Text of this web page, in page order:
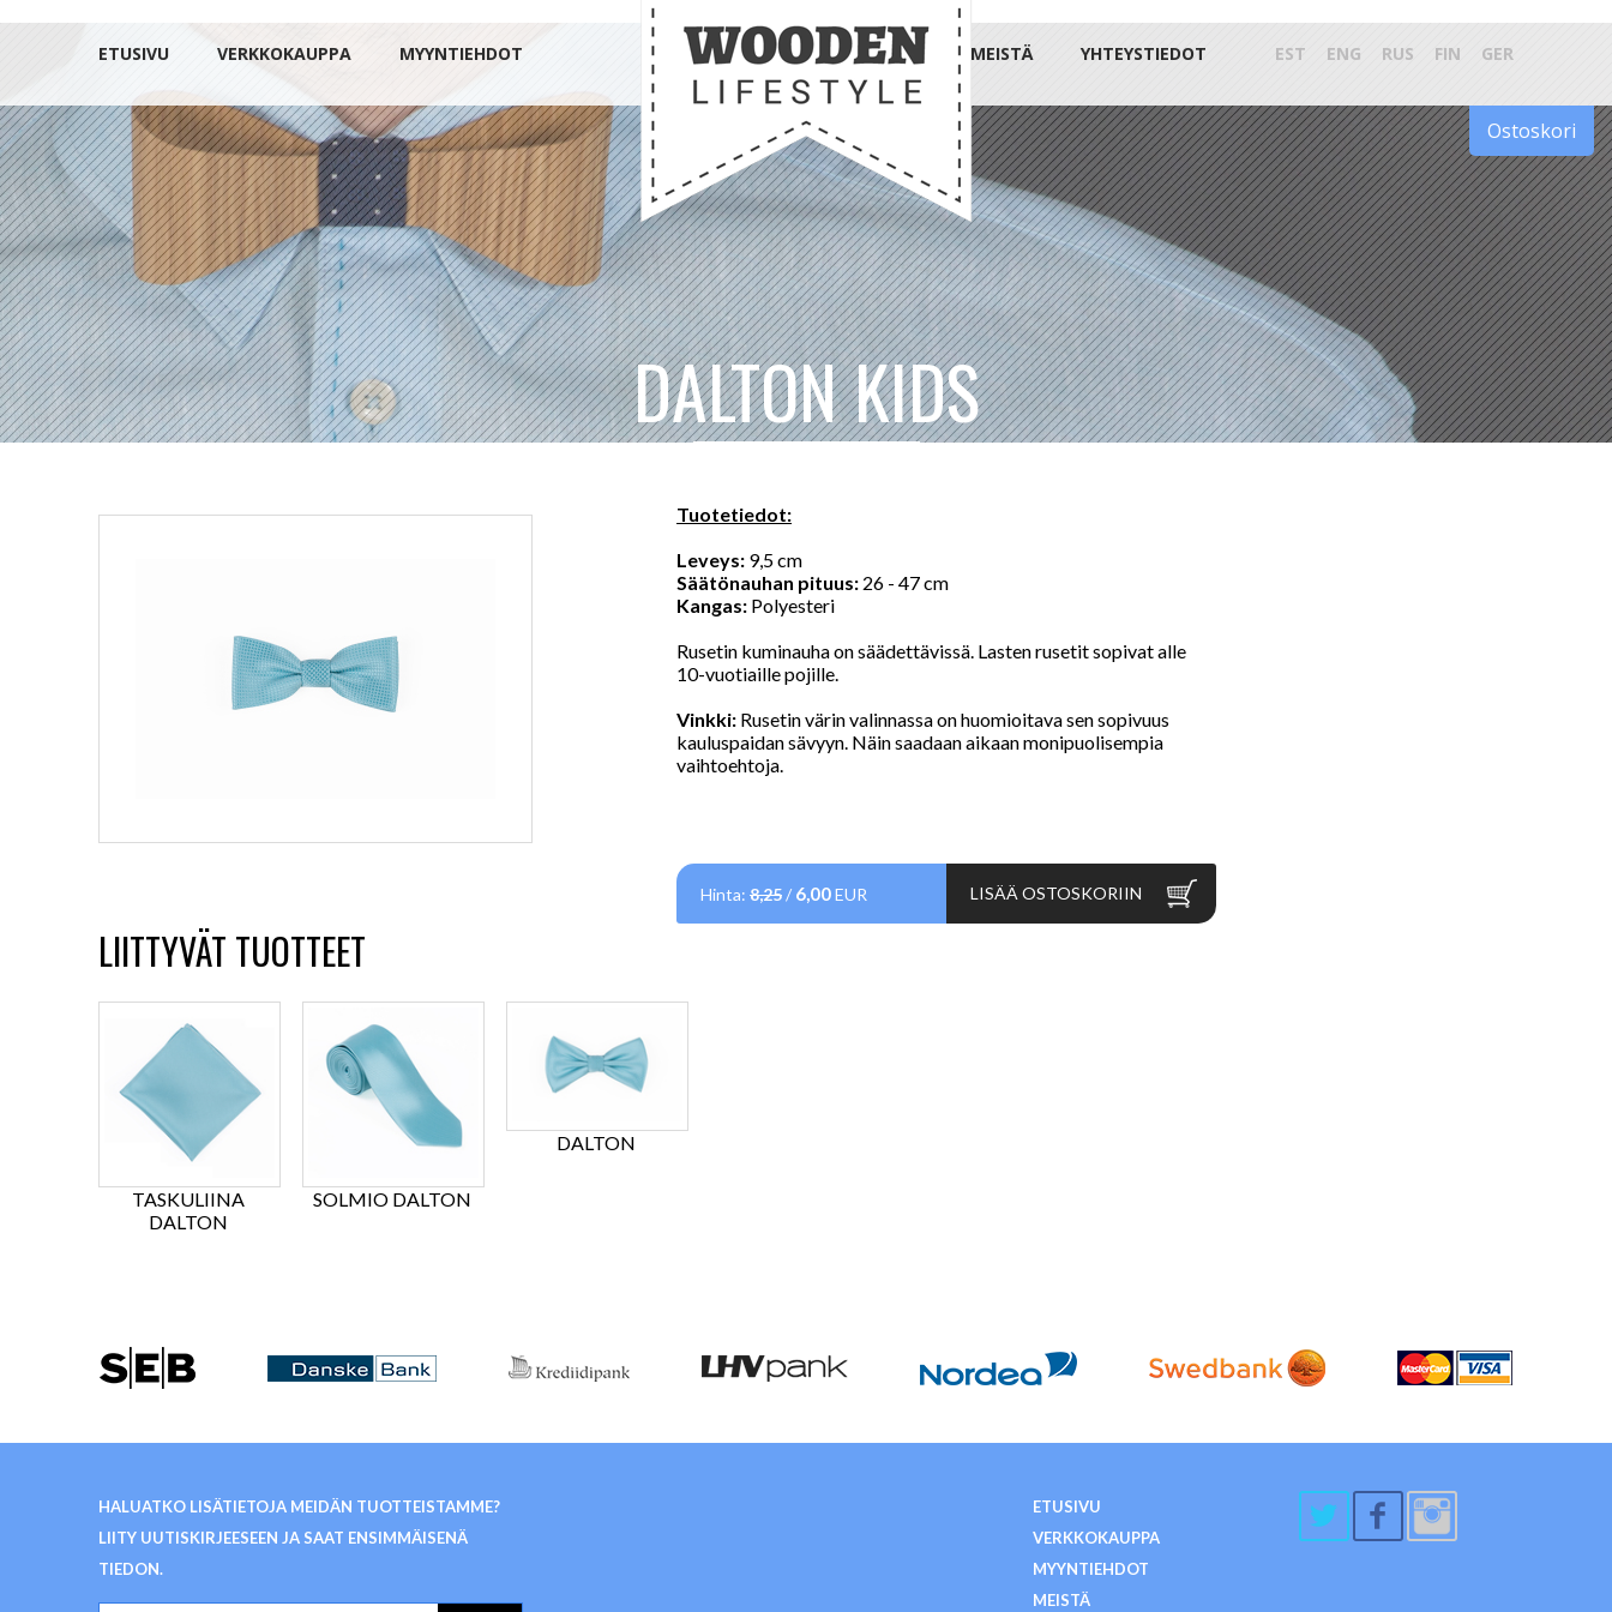
ETUSIVU VERKKOKAUPPA MYYNTIEHDOT MEISTÄ YHTEYSTIEDOT EST ENG RUS FIN GER
Ostoskori
DALTON KIDS
Tuotetiedot:
Leveys: 9,5 cm
Säätönauhan pituus: 26 - 47 cm
Kangas: Polyesteri
Rusetin kuminauha on säädettävissä. Lasten rusetit sopivat alle
10-vuotiaille pojille.
Vinkki: Rusetin värin valinnassa on huomioitava sen sopivuus
kauluspaidan sävyyn. Näin saadaan aikaan monipuolisempia
vaihtoehtoja.
Hinta: 8,25/ 6,00EUR LISÄÄ OSTOSKORIIN
LIITTYVÄT TUOTTEET
TASKULIINA
DALTON
SOLMIO DALTON
DALTON
HALUATKO LISÄTIETOJA MEIDÄN TUOTTEISTAMME?
LIITY UUTISKIRJEESEEN JA SAAT ENSIMMÄISENÄ
TIEDON.
ETUSIVU
VERKKOKAUPPA
MYYNTIEHDOT
MEISTÄ